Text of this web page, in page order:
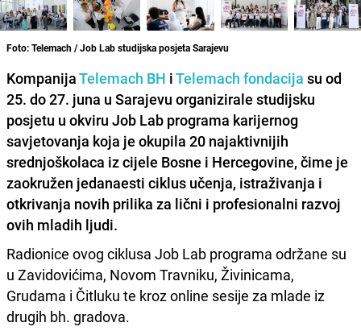
Foto: Telemach / Job Lab studijska posjeta Sarajevu
KompanijaTelemach BH iTelemach fondacija su od
25. do 27. juna u Sarajevu organizirale studijsku
posjetu u okviru Job Lab programa karijernog
savjetovanja koja je okupila 20 najaktivnijih
srednjoškolaca iz cijele Bosne i Hercegovine, čime je
zaokružen jedanaesti ciklus učenja, istraživanja i
otkrivanja novih prilika za lični i profesionalni razvoj
ovih mladih ljudi.
Radionice ovog ciklusa Job Lab programa održane su
u Zavidovićima, Novom Travniku, Živinicama,
Grudama i Čitluku te kroz online sesije za mlade iz
drugih bh. gradova.